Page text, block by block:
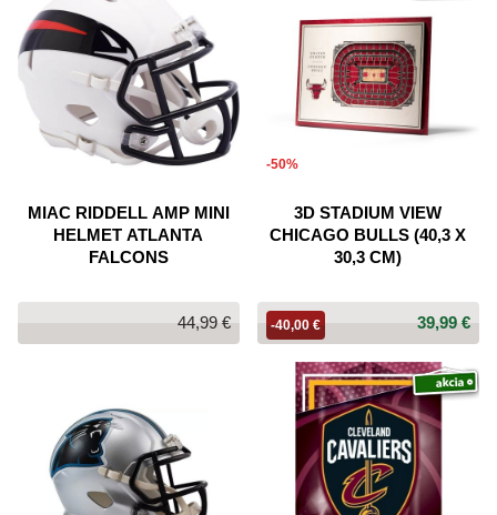
MIAC RIDDELL AMP MINI
HELMET ATLANTA
FALCONS
44,99 €
-50%
3D STADIUM VIEW
CHICAGO BULLS (40,3 X
30,3 CM)
39,99 €
-40,00 €